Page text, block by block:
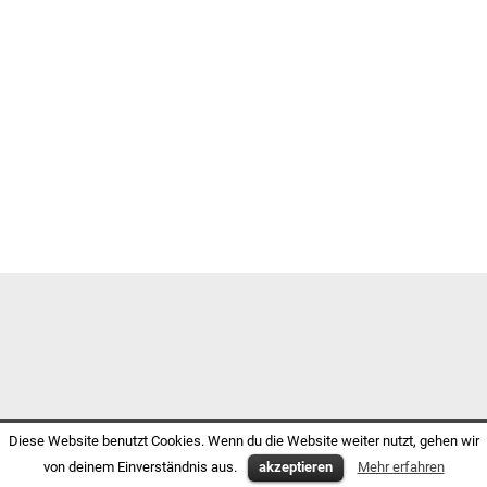
Diese Website benutzt Cookies. Wenn du die Website weiter nutzt, gehen wir
von deinem Einverständnis aus.
akzeptieren Mehr erfahren